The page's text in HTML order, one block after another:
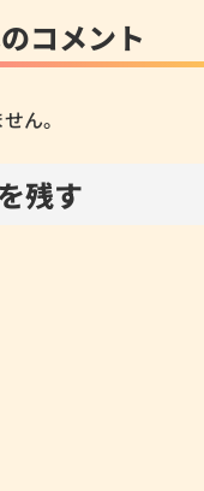
コメント
ん。
残す